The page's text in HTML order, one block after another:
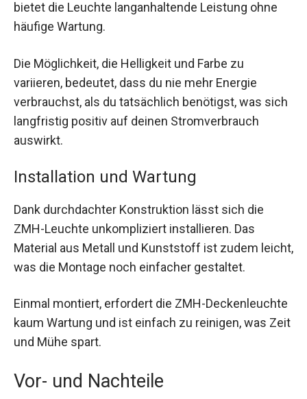
bietet die Leuchte langanhaltende Leistung ohne
häufige Wartung.
Die Möglichkeit, die Helligkeit und Farbe zu
variieren, bedeutet, dass du nie mehr Energie
verbrauchst, als du tatsächlich benötigst, was sich
langfristig positiv auf deinen Stromverbrauch
auswirkt.
Installation und Wartung
Dank durchdachter Konstruktion lässt sich die
ZMH-Leuchte unkompliziert installieren. Das
Material aus Metall und Kunststoff ist zudem leicht,
was die Montage noch einfacher gestaltet.
Einmal montiert, erfordert die ZMH-Deckenleuchte
kaum Wartung und ist einfach zu reinigen, was Zeit
und Mühe spart.
Vor- und Nachteile